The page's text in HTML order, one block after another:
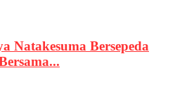
Natakesuma Bersepeda